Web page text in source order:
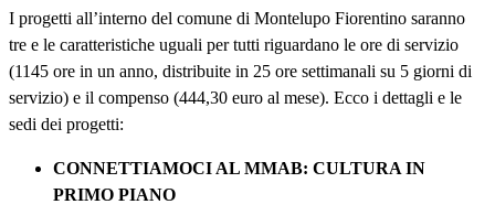
I progetti all’interno del comune di Montelupo Fiorentino saranno
tre e le caratteristiche uguali per tutti riguardano le ore di servizio
(1145 ore in un anno, distribuite in 25 ore settimanali su 5 giorni di
servizio) e il compenso (444,30 euro al mese). Ecco i dettagli e le
sedi dei progetti:
CONNETTIAMOCI AL MMAB: CULTURA IN
PRIMO PIANO